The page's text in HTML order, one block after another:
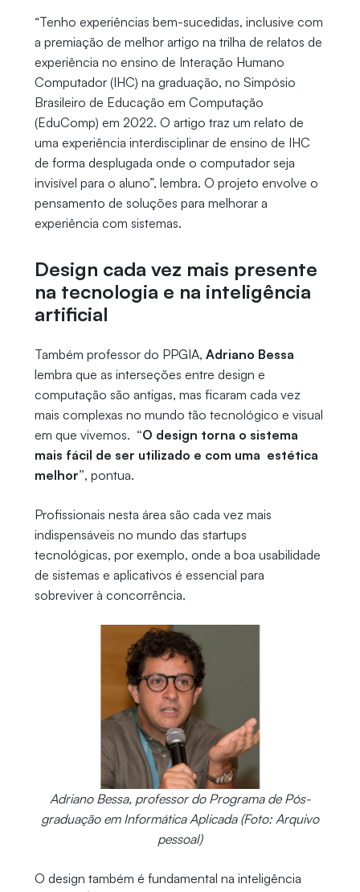
“Tenho experiências bem-sucedidas, inclusive com
a premiação de melhor artigo na trilha de relatos de
experiência no ensino de Interação Humano
Computador (IHC) na graduação, no Simpósio
Brasileiro de Educação em Computação
(EduComp) em 2022. O artigo traz um relato de
uma experiência interdisciplinar de ensino de IHC
de forma desplugada onde o computador seja
invisível para o aluno”, lembra. O projeto envolve o
pensamento de soluções para melhorar a
experiência com sistemas.
Design cada vez mais presente
na tecnologia e na inteligência
artificial
Também professor do PPGIA, Adriano Bessa
lembra que as interseções entre design e
computação são antigas, mas ficaram cada vez
mais complexas no mundo tão tecnológico e visual
em que vivemos. “O design torna o sistema
mais fácil de ser utilizado e com uma estética
melhor”, pontua.
Profissionais nesta área são cada vez mais
indispensáveis no mundo das startups
tecnológicas, por exemplo, onde a boa usabilidade
de sistemas e aplicativos é essencial para
sobreviver à concorrência.
Adriano Bessa, professor do Programa de Pós-
graduação em Informática Aplicada (Foto: Arquivo
pessoal)
O design também é fundamental na inteligência